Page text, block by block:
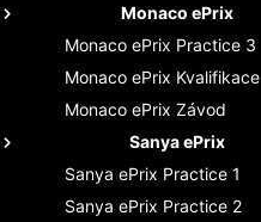
Monaco ePrix
Monaco ePrix Practice 3
Monaco ePrix Kvalifikace
Monaco ePrix Závod
Sanya ePrix
Sanya ePrix Practice 1
Sanya ePrix Practice 2